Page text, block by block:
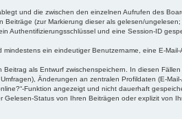
und die zwischen den einzelnen Aufrufen des
(zur Markierung dieser als gelesen/
Authentifizierungsschlüssel und eine Session-ID
ein eindeutiger Benutzername, eine E-
als Entwurf zwischenspeichern. In diesen
Änderungen an zentralen Profildaten (E-
Funktion angezeigt und nicht dauerhaft
Status von Ihren Beiträgen oder explizit von